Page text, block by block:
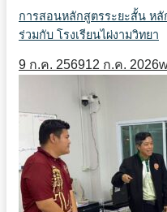
การสอนหลักสูตรระยะสั้น ห
ร่วมกับ โรงเรียนไผ่งามวิทยา
9 ก.ค. 256912 ก.ค. 2026